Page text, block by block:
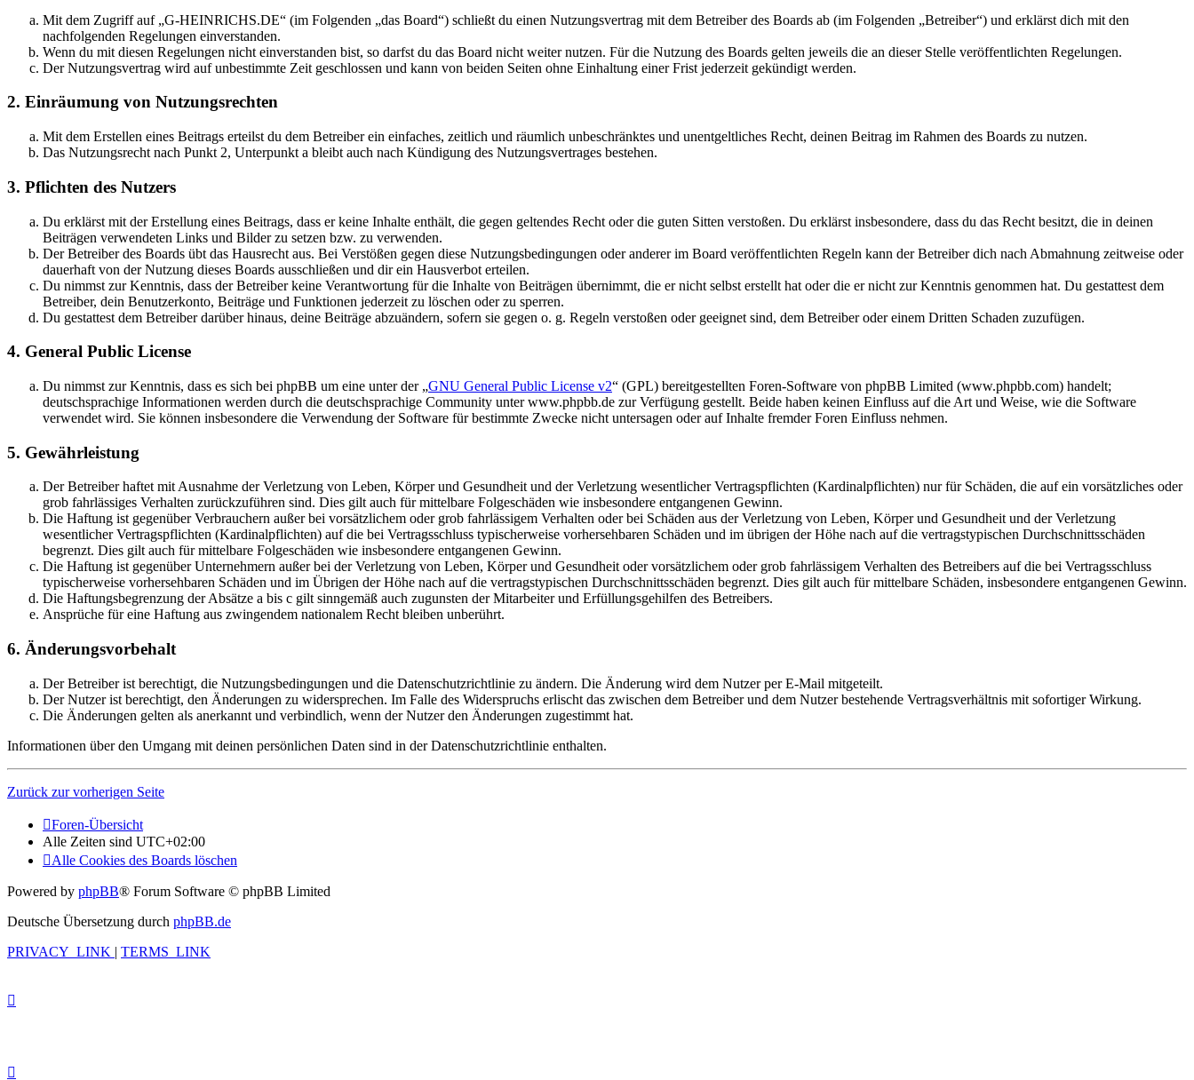
Mit dem Zugriff auf „G-HEINRICHS.DE“ (im Folgenden „das Board“) schließt du einen Nutzungsvertrag mit dem Betreiber des Boards ab (im Folgenden „Betreiber“) und erklärst dich mit den
nachfolgenden Regelungen einverstanden.
Wenn du mit diesen Regelungen nicht einverstanden bist, so darfst du das Board nicht weiter nutzen. Für die Nutzung des Boards gelten jeweils die an dieser Stelle veröffentlichten Regelungen.
Der Nutzungsvertrag wird auf unbestimmte Zeit geschlossen und kann von beiden Seiten ohne Einhaltung einer Frist jederzeit gekündigt werden.
2. Einräumung von Nutzungsrechten
Mit dem Erstellen eines Beitrags erteilst du dem Betreiber ein einfaches, zeitlich und räumlich unbeschränktes und unentgeltliches Recht, deinen Beitrag im Rahmen des Boards zu nutzen.
Das Nutzungsrecht nach Punkt 2, Unterpunkt a bleibt auch nach Kündigung des Nutzungsvertrages bestehen.
3. Pflichten des Nutzers
Du erklärst mit der Erstellung eines Beitrags, dass er keine Inhalte enthält, die gegen geltendes Recht oder die guten Sitten verstoßen. Du erklärst insbesondere, dass du das Recht besitzt, die in deinen
Beiträgen verwendeten Links und Bilder zu setzen bzw. zu verwenden.
Der Betreiber des Boards übt das Hausrecht aus. Bei Verstößen gegen diese Nutzungsbedingungen oder anderer im Board veröffentlichten Regeln kann der Betreiber dich nach Abmahnung zeitweise oder
dauerhaft von der Nutzung dieses Boards ausschließen und dir ein Hausverbot erteilen.
Du nimmst zur Kenntnis, dass der Betreiber keine Verantwortung für die Inhalte von Beiträgen übernimmt, die er nicht selbst erstellt hat oder die er nicht zur Kenntnis genommen hat. Du gestattest dem
Betreiber, dein Benutzerkonto, Beiträge und Funktionen jederzeit zu löschen oder zu sperren.
Du gestattest dem Betreiber darüber hinaus, deine Beiträge abzuändern, sofern sie gegen o. g. Regeln verstoßen oder geeignet sind, dem Betreiber oder einem Dritten Schaden zuzufügen.
4. General Public License
Du nimmst zur Kenntnis, dass es sich bei phpBB um eine unter der „GNU General Public License v2“ (GPL) bereitgestellten Foren-Software von phpBB Limited (www.phpbb.com) handelt;
deutschsprachige Informationen werden durch die deutschsprachige Community unter www.phpbb.de zur Verfügung gestellt. Beide haben keinen Einfluss auf die Art und Weise, wie die Software
verwendet wird. Sie können insbesondere die Verwendung der Software für bestimmte Zwecke nicht untersagen oder auf Inhalte fremder Foren Einfluss nehmen.
5. Gewährleistung
Der Betreiber haftet mit Ausnahme der Verletzung von Leben, Körper und Gesundheit und der Verletzung wesentlicher Vertragspflichten (Kardinalpflichten) nur für Schäden, die auf ein vorsätzliches oder
grob fahrlässiges Verhalten zurückzuführen sind. Dies gilt auch für mittelbare Folgeschäden wie insbesondere entgangenen Gewinn.
Die Haftung ist gegenüber Verbrauchern außer bei vorsätzlichem oder grob fahrlässigem Verhalten oder bei Schäden aus der Verletzung von Leben, Körper und Gesundheit und der Verletzung
wesentlicher Vertragspflichten (Kardinalpflichten) auf die bei Vertragsschluss typischerweise vorhersehbaren Schäden und im übrigen der Höhe nach auf die vertragstypischen Durchschnittsschäden
begrenzt. Dies gilt auch für mittelbare Folgeschäden wie insbesondere entgangenen Gewinn.
Die Haftung ist gegenüber Unternehmern außer bei der Verletzung von Leben, Körper und Gesundheit oder vorsätzlichem oder grob fahrlässigem Verhalten des Betreibers auf die bei Vertragsschluss
typischerweise vorhersehbaren Schäden und im Übrigen der Höhe nach auf die vertragstypischen Durchschnittsschäden begrenzt. Dies gilt auch für mittelbare Schäden, insbesondere entgangenen Gewinn.
Die Haftungsbegrenzung der Absätze a bis c gilt sinngemäß auch zugunsten der Mitarbeiter und Erfüllungsgehilfen des Betreibers.
Ansprüche für eine Haftung aus zwingendem nationalem Recht bleiben unberührt.
6. Änderungsvorbehalt
Der Betreiber ist berechtigt, die Nutzungsbedingungen und die Datenschutzrichtlinie zu ändern. Die Änderung wird dem Nutzer per E-Mail mitgeteilt.
Der Nutzer ist berechtigt, den Änderungen zu widersprechen. Im Falle des Widerspruchs erlischt das zwischen dem Betreiber und dem Nutzer bestehende Vertragsverhältnis mit sofortiger Wirkung.
Die Änderungen gelten als anerkannt und verbindlich, wenn der Nutzer den Änderungen zugestimmt hat.
Informationen über den Umgang mit deinen persönlichen Daten sind in der Datenschutzrichtlinie enthalten.
Zurück zur vorherigen Seite
Foren-Übersicht
Alle Zeiten sind UTC+02:00
Alle Cookies des Boards löschen
Powered by phpBB® Forum Software © phpBB Limited
Deutsche Übersetzung durch phpBB.de
PRIVACY_LINK | TERMS_LINK